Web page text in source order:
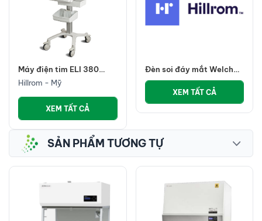
Máy điện tim ELI 380
Hillrom (ELI® 380 Resting
Electrocardiograph)
Hillrom - Mỹ
XEM TẤT CẢ
Đèn soi đáy mắt Welch
Allyn Panotic Plus LED
tay cầm Nickel quay,
chụp, chia sẻ hình ảnh
XEM TẤT CẢ
SẢN PHẨM TƯƠNG TỰ